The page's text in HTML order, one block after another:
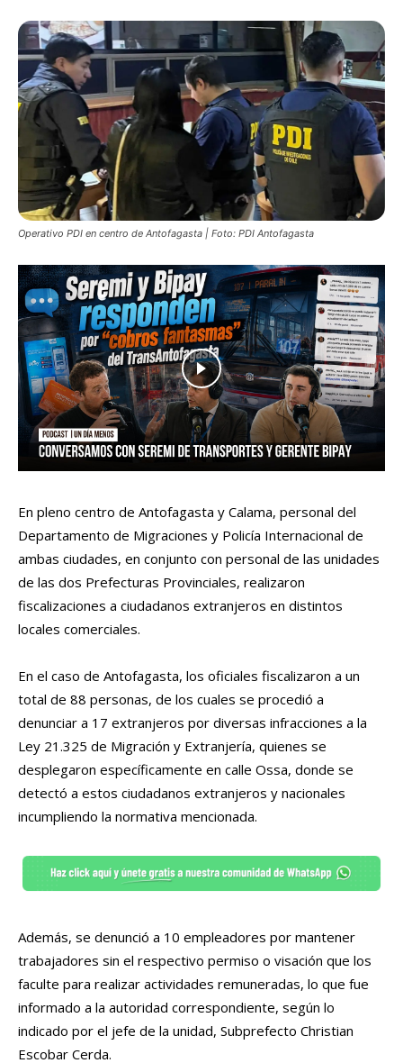
Operativo PDI en centro de Antofagasta | Foto: PDI Antofagasta
En pleno centro de Antofagasta y Calama, personal del
Departamento de Migraciones y Policía Internacional de
ambas ciudades, en conjunto con personal de las unidades
de las dos Prefecturas Provinciales, realizaron
fiscalizaciones a ciudadanos extranjeros en distintos
locales comerciales.
En el caso de Antofagasta, los oficiales fiscalizaron a un
total de 88 personas, de los cuales se procedió a
denunciar a 17 extranjeros por diversas infracciones a la
Ley 21.325 de Migración y Extranjería, quienes se
desplegaron específicamente en calle Ossa, donde se
detectó a estos ciudadanos extranjeros y nacionales
incumpliendo la normativa mencionada.
Además, se denunció a 10 empleadores por mantener
trabajadores sin el respectivo permiso o visación que los
faculte para realizar actividades remuneradas, lo que fue
informado a la autoridad correspondiente, según lo
indicado por el jefe de la unidad, Subprefecto Christian
Escobar Cerda.